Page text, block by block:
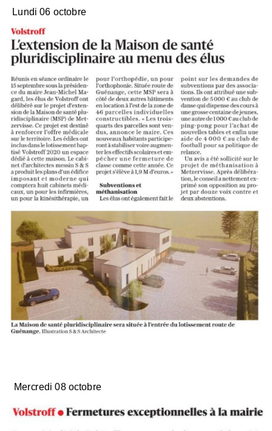
Lundi 06 octobre
Mercredi 08 octobre